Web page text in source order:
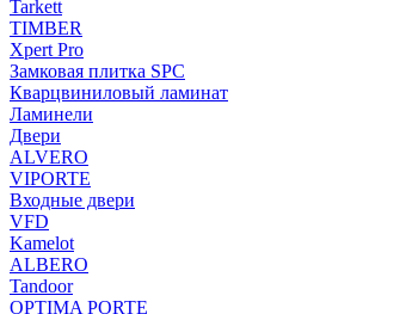
Tarkett
TIMBER
Xpert Pro
Замковая плитка SPC
Кварцвиниловый ламинат
Ламинели
Двери
ALVERO
VIPORTE
Входные двери
VFD
Kamelot
ALBERO
Tandoor
OPTIMA PORTE